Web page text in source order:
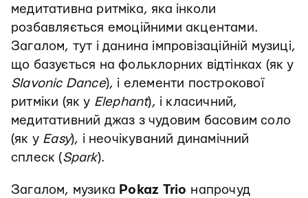
медитативна ритміка, яка інколи
розбавляється емоційними акцентами.
Загалом, тут і данина імпровізаційній музиці,
що базується на фольклорних відтінках (як у
Slavonic Dance), і елементи построкової
ритміки (як у Elephant), і класичний,
медитативний джаз з чудовим басовим соло
(як у Easy), і неочікуваний динамічний
сплеск (Spark).
Загалом, музика Pokaz Trio напрочуд